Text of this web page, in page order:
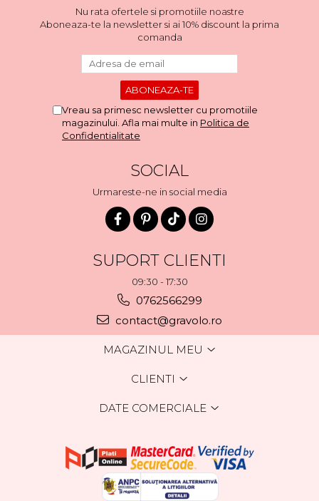
Nu rata ofertele si promotiile noastre
Aboneaza-te la newsletter si ai 10% discount la prima
comanda
Vreau sa primesc newsletter cu promotiile
magazinului. Afla mai multe in Politica de
Confidentialitate
SOCIAL
Urmareste-ne in social media
SUPORT CLIENTI
09:30 - 17:30
0762566299
contact@gravolo.ro
MAGAZINUL MEU
CLIENTI
DATE COMERCIALE